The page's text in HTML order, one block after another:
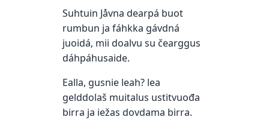
Suhtuin Jåvna dearpá buot
rumbun ja fáhkka gávdná
juoidá, mii doalvu su čearggus
dáhpáhusaide.
Ealla, gusnie leah? lea
gelddolaš muitalus ustitvuođa
birra ja iežas dovdama birra.